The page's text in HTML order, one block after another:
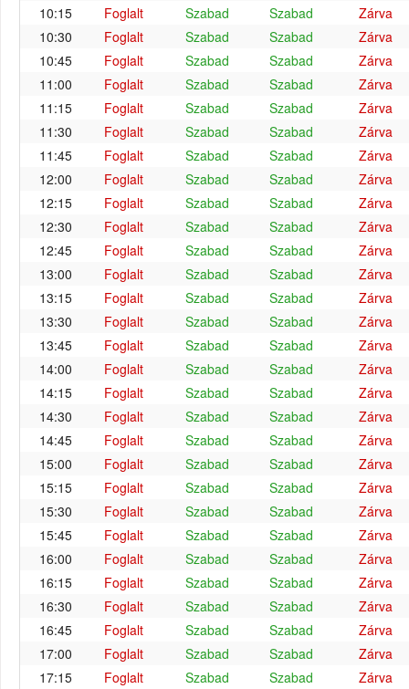
10:15
Foglalt Szabad Szabad
Zárva
10:30
Foglalt Szabad Szabad
Zárva
10:45
Foglalt Szabad Szabad
Zárva
11:00
Foglalt Szabad Szabad
Zárva
11:15
Foglalt Szabad Szabad
Zárva
11:30
Foglalt Szabad Szabad
Zárva
11:45
Foglalt Szabad Szabad
Zárva
12:00
Foglalt Szabad Szabad
Zárva
12:15
Foglalt Szabad Szabad
Zárva
12:30
Foglalt Szabad Szabad
Zárva
12:45
Foglalt Szabad Szabad
Zárva
13:00
Foglalt Szabad Szabad
Zárva
13:15
Foglalt Szabad Szabad
Zárva
13:30
Foglalt Szabad Szabad
Zárva
13:45
Foglalt Szabad Szabad
Zárva
14:00
Foglalt Szabad Szabad
Zárva
14:15
Foglalt Szabad Szabad
Zárva
14:30
Foglalt Szabad Szabad
Zárva
14:45
Foglalt Szabad Szabad
Zárva
15:00
Foglalt Szabad Szabad
Zárva
15:15
Foglalt Szabad Szabad
Zárva
15:30
Foglalt Szabad Szabad
Zárva
15:45
Foglalt Szabad Szabad
Zárva
16:00
Foglalt Szabad Szabad
Zárva
16:15
Foglalt Szabad Szabad
Zárva
16:30
Foglalt Szabad Szabad
Zárva
16:45
Foglalt Szabad Szabad
Zárva
17:00
Foglalt Szabad Szabad
Zárva
17:15
Foglalt Szabad Szabad
Zárva